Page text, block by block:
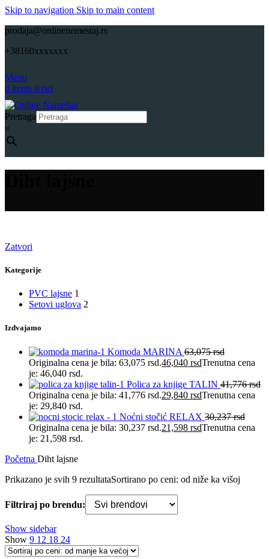
Skip to navigation Skip to main content
prodaja@onlinenemestaj.rs
+38160xxxxxxx
Menu
0 items 0 rsd
Pretraga
×
Zatvori
Kategorije
PVC lajsne 1
Setovi uglova 2
Izdvajamo
Komoda MARINA 63,075rsd
Originalna cena je bila: 63,075 rsd.46,040 rsdTrenutna cena
je: 46,040 rsd.
Polica za knjige TALIN 41,776rsd
Originalna cena je bila: 41,776 rsd.29,840 rsdTrenutna cena
je: 29,840 rsd.
Noćni stočić RELAX 30,237rsd
Originalna cena je bila: 30,237 rsd.21,598 rsdTrenutna cena
je: 21,598 rsd.
Početna Diht lajsne
Prikazano je svih 9 rezultataSortirano po ceni: od niže ka višoj
Filtriraj po brendu:
Show sidebar
Show 9 12 18 24